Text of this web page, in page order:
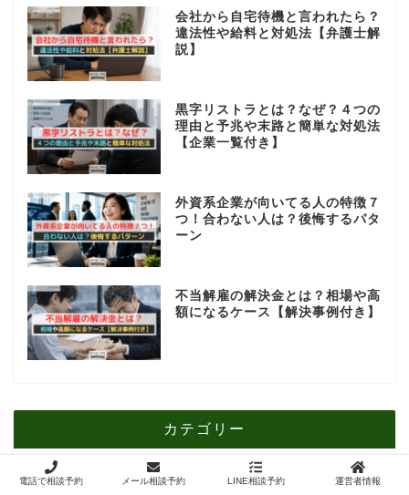
会社から自宅待機と言われたら？
違法性や給料と対処法【弁護士解
説】
黒字リストラとは？なぜ？４つの
理由と予兆や末路と簡単な対処法
【企業一覧付き】
外資系企業が向いてる人の特徴７
つ！合わない人は？後悔するパタ
ーン
不当解雇の解決金とは？相場や高
額になるケース【解決事例付き】
カテゴリー
労働問題 458
電話で相談予約 メール相談予約 LINE相談予約 運営者情報